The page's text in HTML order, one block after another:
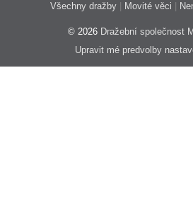
Všechny dražby | Movité věci |
© 2026 Dražební společnost
Upravit mé predvolby